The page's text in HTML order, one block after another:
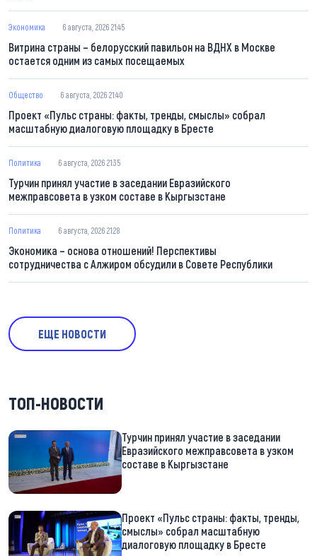
Экономика 6 августа, 2026 21:45
Витрина страны – белорусский павильон на ВДНХ в Москве
остается одним из самых посещаемых
Общество 6 августа, 2026 21:40
Проект «Пульс страны: факты, тренды, смыслы» собрал
масштабную диалоговую площадку в Бресте
Политика 6 августа, 2026 21:35
Турчин принял участие в заседании Евразийского
межправсовета в узком составе в Кыргызстане
Политика 6 августа, 2026 21:28
Экономика – основа отношений! Перспективы
сотрудничества с Алжиром обсудили в Совете Республики
ЕЩЕ НОВОСТИ
ТОП-НОВОСТИ
Турчин принял участие в заседании
Евразийского межправсовета в узком
составе в Кыргызстане
Проект «Пульс страны: факты, тренды,
смыслы» собрал масштабную
диалоговую площадку в Бресте